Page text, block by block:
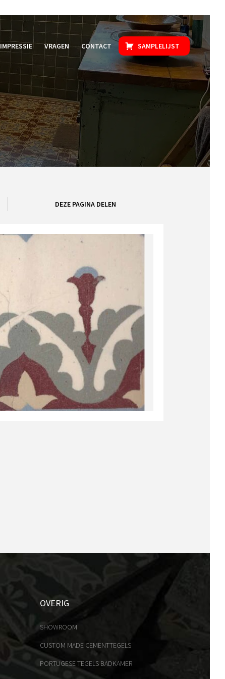
IMPRESSIE VRAGEN CONTACT SAMPLELIJST
DEZE PAGINA DELEN
OVERIG
SHOWROOM
CUSTOM MADE CEMENTTEGELS
PORTUGESE TEGELS BADKAMER